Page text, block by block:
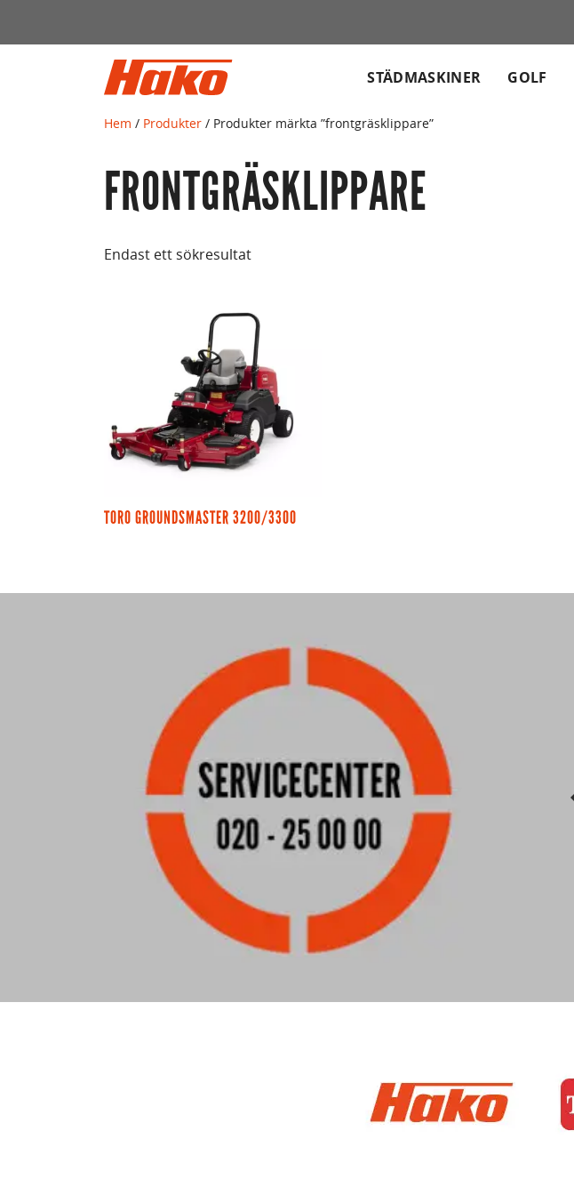
STÄDMASKINER GOLF
Hem / Produkter / Produkter märkta ”frontgräsklippare”
FRONTGRÄSKLIPPARE
Endast ett sökresultat
TORO GROUNDSMASTER 3200/3300